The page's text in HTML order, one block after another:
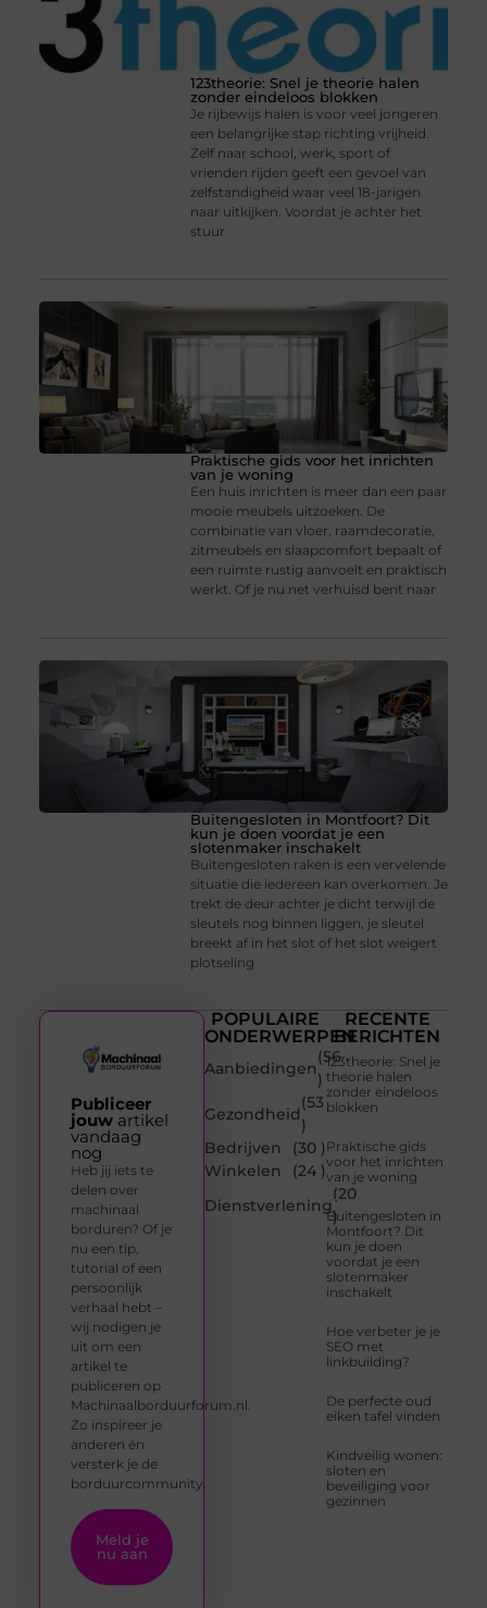
123theorie: Snel je theorie halen
zonder eindeloos blokken
Je rijbewijs halen is voor veel jongeren
een belangrijke stap richting vrijheid.
Zelf naar school, werk, sport of
vrienden rijden geeft een gevoel van
zelfstandigheid waar veel 18-jarigen
naar uitkijken. Voordat je achter het
stuur
Praktische gids voor het inrichten
van je woning
Een huis inrichten is meer dan een paar
mooie meubels uitzoeken. De
combinatie van vloer, raamdecoratie,
zitmeubels en slaapcomfort bepaalt of
een ruimte rustig aanvoelt en praktisch
werkt. Of je nu net verhuisd bent naar
Buitengesloten in Montfoort? Dit
kun je doen voordat je een
slotenmaker inschakelt
Buitengesloten raken is een vervelende
situatie die iedereen kan overkomen. Je
trekt de deur achter je dicht terwijl de
sleutels nog binnen liggen, je sleutel
breekt af in het slot of het slot weigert
plotseling
POPULAIRE
ONDERWERPEN
Aanbiedingen
(56
)
Gezondheid
(53
)
Bedrijven
(30 )
Winkelen
(24 )
Dienstverlening
(20
)
RECENTE
BERICHTEN
123theorie: Snel je
theorie halen
zonder eindeloos
blokken
Praktische gids
voor het inrichten
van je woning
Buitengesloten in
Montfoort? Dit
kun je doen
voordat je een
slotenmaker
inschakelt
Hoe verbeter je je
SEO met
linkbuilding?
De perfecte oud
eiken tafel vinden
Kindveilig wonen:
sloten en
beveiliging voor
gezinnen
Publiceer
jouwartikel
vandaag
nog
Heb jij iets te
delen over
machinaal
borduren? Of je
nu een tip,
tutorial of een
persoonlijk
verhaal hebt –
wij nodigen je
uit om een
artikel te
publiceren op
Machinaalborduurforum.nl.
Zo inspireer je
anderen én
versterk je de
borduurcommunity.
Meld je
nu aan